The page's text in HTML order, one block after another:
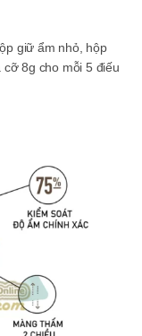
giữ ẩm nhỏ, hộp
8g cho mỗi 5 điếu